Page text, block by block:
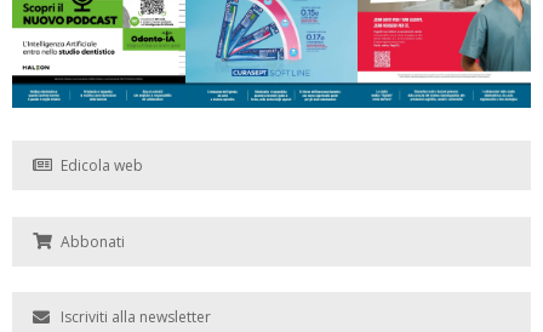
Edicola web
Abbonati
Iscriviti alla newsletter